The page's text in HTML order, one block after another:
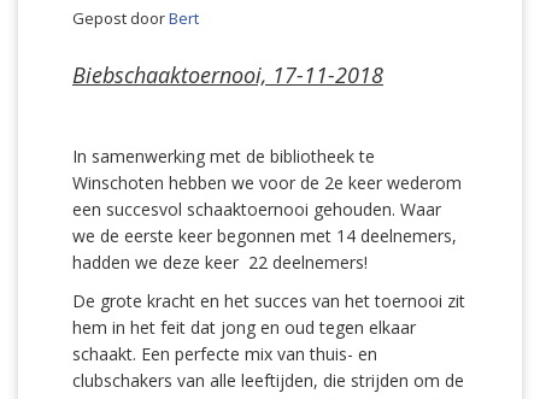
Gepost doorBert
Biebschaaktoernooi, 17-11-2018
In samenwerking met de bibliotheek te
Winschoten hebben we voor de 2e keer wederom
een succesvol schaaktoernooi gehouden. Waar
we de eerste keer begonnen met 14 deelnemers,
hadden we deze keer 22 deelnemers!
De grote kracht en het succes van het toernooi zit
hem in het feit dat jong en oud tegen elkaar
schaakt. Een perfecte mix van thuis- en
clubschakers van alle leeftijden, die strijden om de